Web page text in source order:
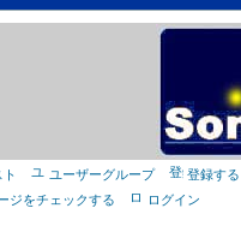
ト ユーザーグループ
登録する
ジをチェックする ログイン